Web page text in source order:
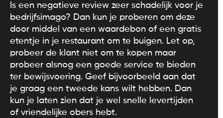
Is een negatieve review zeer schadelijk voor je
bedrijfsimago? Dan kun je proberen om deze
door middel van een waardebon of een gratis
etentje in je restaurant om te buigen. Let op,
probeer de klant niet om te kopen maar
probeer alsnog een goede service te bieden
ter bewijsvoering. Geef bijvoorbeeld aan dat
je graag een tweede kans wilt hebben. Dan
kun je laten zien dat je wel snelle levertijden
of vriendelijke obers hebt.